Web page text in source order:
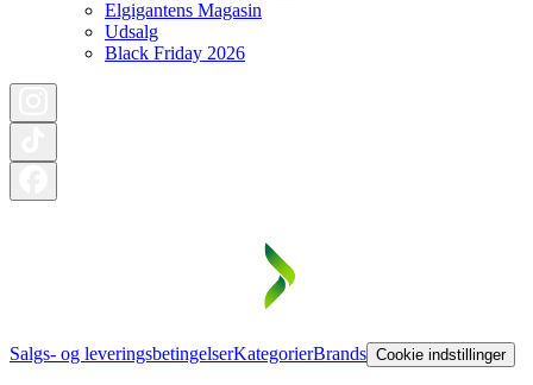
Elgigantens Magasin
Udsalg
Black Friday 2026
Salgs- og leveringsbetingelserKategorierBrands Cookie indstillinger